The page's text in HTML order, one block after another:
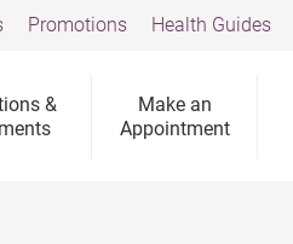
&
Make an
Appointment
Promotions Health Guides